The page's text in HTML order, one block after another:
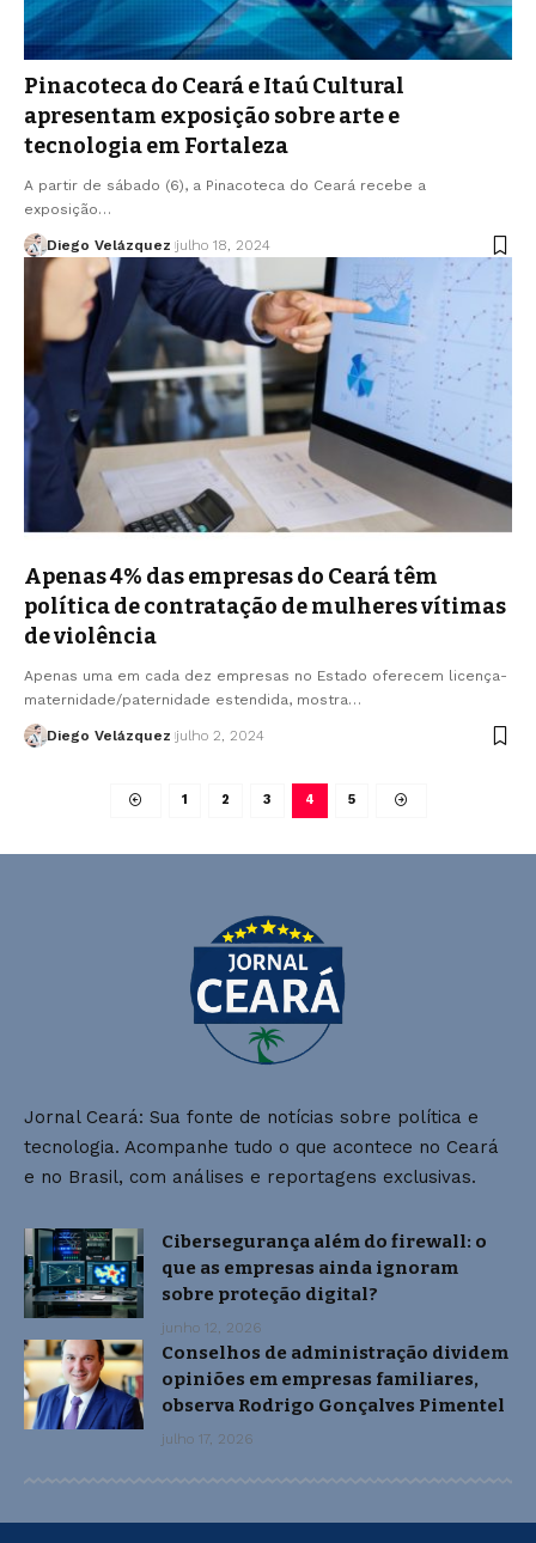
Pinacoteca do Ceará e Itaú Cultural
apresentam exposição sobre arte e
tecnologia em Fortaleza
A partir de sábado (6), a Pinacoteca do Ceará recebe a
exposição…
Diego Velázquez julho 18, 2024
Apenas 4% das empresas do Ceará têm
política de contratação de mulheres vítimas
de violência
Apenas uma em cada dez empresas no Estado oferecem licença-
maternidade/paternidade estendida, mostra…
Diego Velázquez julho 2, 2024
1 2 3 4 5
Jornal Ceará: Sua fonte de notícias sobre política e
tecnologia. Acompanhe tudo o que acontece no Ceará
e no Brasil, com análises e reportagens exclusivas.
Cibersegurança além do firewall: o
que as empresas ainda ignoram
sobre proteção digital?
junho 12, 2026
Conselhos de administração dividem
opiniões em empresas familiares,
observa Rodrigo Gonçalves Pimentel
julho 17, 2026